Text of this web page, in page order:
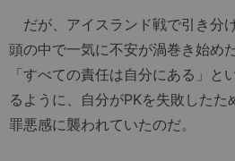
だが、アイスランド戦で引き分
頭の中で一気に不安が渦巻き始め
「すべての責任は自分にある」と
るように、自分がPKを失敗したた
罪悪感に襲われていたのだ。